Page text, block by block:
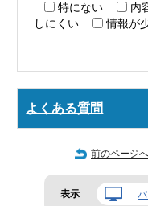
特にない
内
しにくい
情報が
よくある質問
前のページ
表示